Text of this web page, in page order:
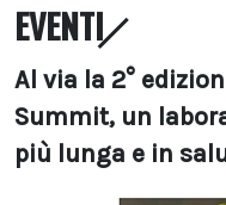
EVENTI
Al via la 2°
Summit, un
più lunga e in